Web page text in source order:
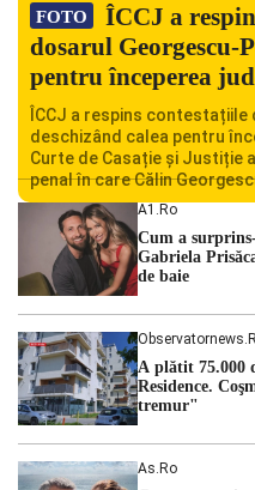
FOTO
ÎCCJ a
dosarul Georgescu-
pentru începerea
ÎCCJ a respins
deschizând calea pentru
Curte de Casație și Justiție
penal în care Călin
persoane sunt acuzați de
ordinii constituționale. În
judecătorii de la instanța
A1.ro
Cum a
Gabriela
de baie
A plătit 75.000
Residence.
tremur"
As.ro